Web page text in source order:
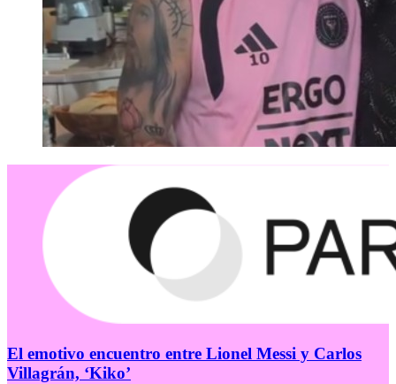
El emotivo encuentro entre Lionel Messi y Carlos
Villagrán, ‘Kiko’